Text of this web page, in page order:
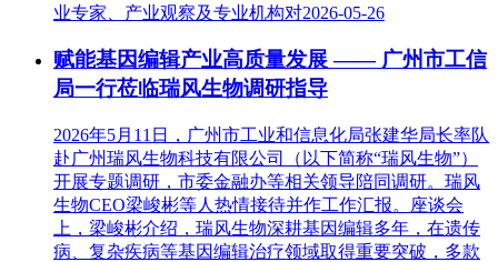
业专家、产业观察及专业机构对2026-05-26
赋能基因编辑产业高质量发展 —— 广州市工信
局一行莅临瑞风生物调研指导
2026年5月11日，广州市工业和信息化局张建华局长率队
赴广州瑞风生物科技有限公司（以下简称“瑞风生物”）
开展专题调研，市委金融办等相关领导陪同调研。瑞风
生物CEO梁峻彬等人热情接待并作工作汇报。座谈会
上，梁峻彬介绍，瑞风生物深耕基因编辑多年，在遗传
病、复杂疾病等基因编辑治疗领域取得重要突破，多款